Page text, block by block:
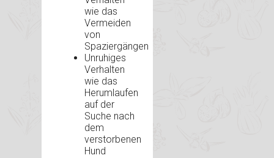
wie das
Vermeiden
von
Spaziergängen
Unruhiges
Verhalten
wie das
Herumlaufen
auf der
Suche nach
dem
verstorbenen
Hund